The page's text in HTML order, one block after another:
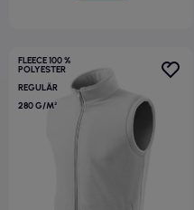
FLEECE 100 %
POLYESTER
REGULÄR
280 G/M²